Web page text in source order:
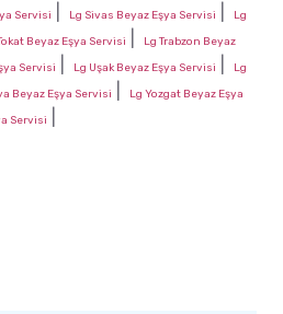
Servisi Lg Sivas Beyaz Eşya Servisi
Lg
Beyaz Eşya Servisi
Lg Trabzon Beyaz
Servisi Lg Uşak Beyaz Eşya Servisi
Lg
Beyaz Eşya Servisi
Lg Yozgat Beyaz Eşya
Servisi